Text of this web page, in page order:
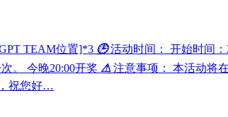
TEAM位置]*3 🕒活动时间： 开始时间：
。 今晚20:00开奖 ⚠ 注意事项： 本活动将
祝您好…